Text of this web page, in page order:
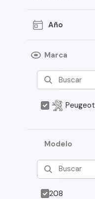
Año
Marca
Peugeot
Modelo
208